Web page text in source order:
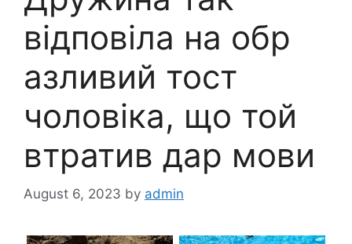
відповіла на обр
азливий тост
чоловіка, що той
втратив дар мови
August 6, 2023 by admin